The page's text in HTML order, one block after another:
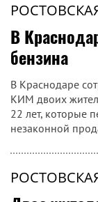
В
бензина
В Краснодаре
КИМ двоих
22 лет, которые
незаконной